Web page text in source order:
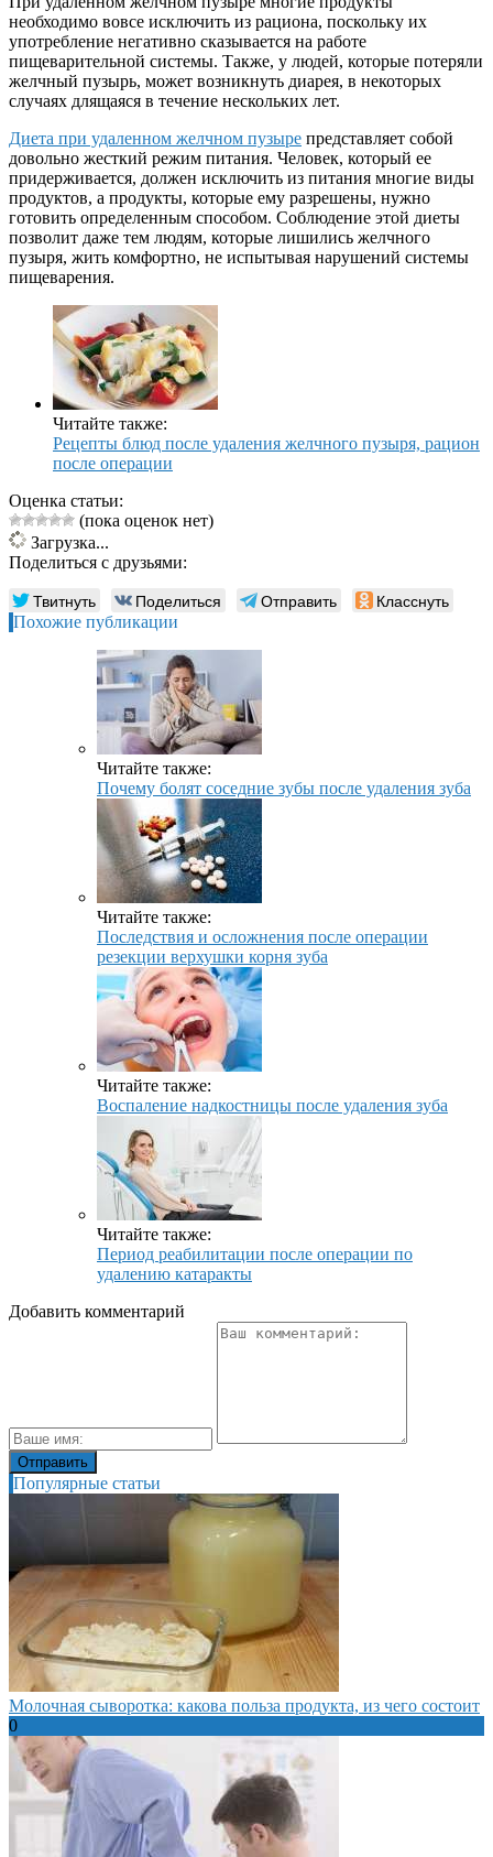
необходимо вовсе исключить из рациона, поскольку их
употребление негативно сказывается на работе
пищеварительной системы. Также, у людей, которые потеряли
желчный пузырь, может возникнуть диарея, в некоторых
случаях длящаяся в течение нескольких лет.
Диета при удаленном желчном пузыре представляет собой
довольно жесткий режим питания. Человек, который ее
придерживается, должен исключить из питания многие виды
продуктов, а продукты, которые ему разрешены, нужно
готовить определенным способом. Соблюдение этой диеты
позволит даже тем людям, которые лишились желчного
пузыря, жить комфортно, не испытывая нарушений системы
пищеварения.
Читайте также:
Рецепты блюд после удаления желчного пузыря, рацион
после операции
Оценка статьи:
(пока оценок нет)
Загрузка...
Поделиться с друзьями:
Твитнуть Поделиться Отправить Класснуть
Похожие публикации
Читайте также:
Почему болят соседние зубы после удаления зуба
Читайте также:
Последствия и осложнения после операции
резекции верхушки корня зуба
Читайте также:
Воспаление надкостницы после удаления зуба
Читайте также:
Период реабилитации после операции по
удалению катаракты
Добавить комментарий
Популярные статьи
Молочная сыворотка: какова польза продукта, из чего состоит
0